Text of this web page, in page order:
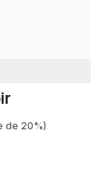
de 20%)